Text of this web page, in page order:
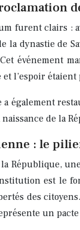
furent clairs :
la dynastie de
événement
l’espoir
a également
de la
: le
République,
est le
des
un